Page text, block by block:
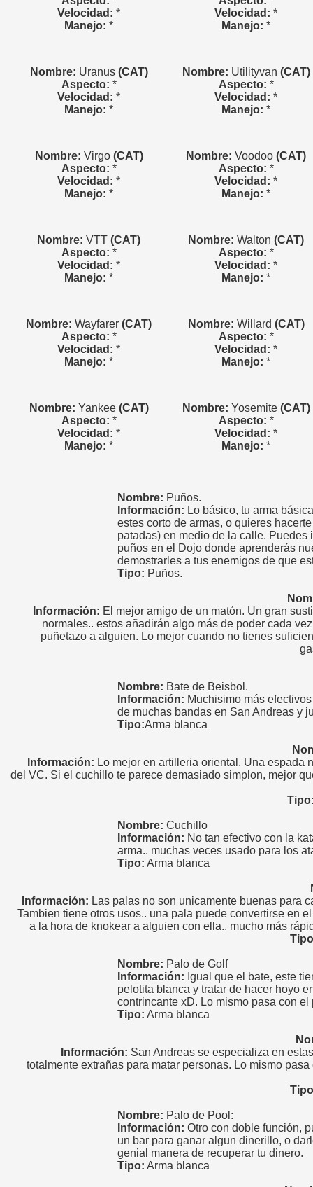
Velocidad: *
Manejo: *
Velocidad: *
Manejo: *
Nombre: Uranus (CAT)
Aspecto: *
Velocidad: *
Manejo: *
Nombre: Utilityvan (CAT)
Aspecto: *
Velocidad: *
Manejo: *
Nombre: Virgo (CAT)
Aspecto: *
Velocidad: *
Manejo: *
Nombre: Voodoo (CAT)
Aspecto: *
Velocidad: *
Manejo: *
Nombre: VTT (CAT)
Aspecto: *
Velocidad: *
Manejo: *
Nombre: Walton (CAT)
Aspecto: *
Velocidad: *
Manejo: *
Nombre: Wayfarer (CAT)
Aspecto: *
Velocidad: *
Manejo: *
Nombre: Willard (CAT)
Aspecto: *
Velocidad: *
Manejo: *
Nombre: Yankee (CAT)
Aspecto: *
Velocidad: *
Manejo: *
Nombre: Yosemite (CAT)
Aspecto: *
Velocidad: *
Manejo: *
Nombre: Puños.
Información: Lo básico, tu arma
estes corto de armas, o quieres
patadas) en medio de la calle.
puños en el Dojo donde aprenderás
demostrarles a tus enemigos de que
Tipo: Puños.
Información: El mejor amigo de un matón. Un gran
normales.. estos añadirán algo más de poder cada
puñetazo a alguien. Lo mejor cuando no tienes
Nombre: Bate de Beisbol.
Información: Muchisimo más
de muchas bandas en San Andreas y
Tipo:Arma blanca
Información: Lo mejor en artilleria oriental. Una espada
del VC. Si el cuchillo te parece demasiado simplon, mejor
Nombre: Cuchillo
Información: No tan efectivo con la
arma.. muchas veces usado para los
Tipo: Arma blanca
Información: Las palas no son unicamente buenas para
Tambien tiene otros usos.. una pala puede convertirse en
a la hora de knokear a alguien con ella.. mucho más
Nombre: Palo de Golf
Información: Igual que el bate, este
pelotita blanca y tratar de hacer hoyo
contrincante xD. Lo mismo pasa con el
Tipo: Arma blanca
Información: San Andreas se especializa en
totalmente extrañas para matar personas. Lo mismo
Nombre: Palo de Pool:
Información: Otro con doble función,
un bar para ganar algun dinerillo, o
genial manera de recuperar tu dinero.
Tipo: Arma blanca